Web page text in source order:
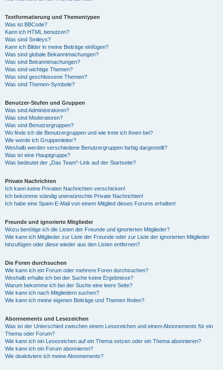
Textformatierung und Thementypen
Was ist BBCode?
Kann ich HTML benutzen?
Was sind Smileys?
Kann ich Bilder in meine Beiträge einfügen?
Was sind globale Bekanntmachungen?
Was sind Bekanntmachungen?
Was sind wichtige Themen?
Was sind geschlossene Themen?
Was sind Themen-Symbole?
Benutzer-Stufen und Gruppen
Was sind Administratoren?
Was sind Moderatoren?
Was sind Benutzergruppen?
Wo finde ich die Benutzergruppen und wie trete ich ihnen bei?
Wie werde ich Gruppenleiter?
Weshalb werden verschiedene Benutzergruppen farbig dargestellt?
Was ist eine Hauptgruppe?
Was bedeutet der „Das Team“-Link auf der Startseite?
Private Nachrichten
Ich kann keine Privaten Nachrichten verschicken!
Ich bekomme ständig unerwünschte Private Nachrichten!
Ich habe eine Spam-E-Mail von einem Mitglied dieses Forums erhalten!
Freunde und ignorierte Mitglieder
Wozu benötige ich die Listen der Freunde und ignorierten Mitglieder?
Wie kann ich Mitglieder zur Liste der Freunde oder zur Liste der ignorierten Mitglieder
hinzufügen oder diese wieder aus den Listen entfernen?
Die Foren durchsuchen
Wie kann ich ein Forum oder mehrere Foren durchsuchen?
Weshalb erhalte ich bei der Suche keine Ergebnisse?
Warum bekomme ich bei der Suche eine leere Seite?
Wie kann ich nach Mitgliedern suchen?
Wie kann ich meine eigenen Beiträge und Themen finden?
Abonnements und Lesezeichen
Was ist der Unterschied zwischen einem Lesezeichen und einem Abonnements für ein
Thema oder Forum?
Wie kann ich ein Lesezeichen auf ein Thema setzen oder ein Thema abonnieren?
Wie kann ich ein Forum abonnieren?
Wie deaktiviere ich meine Abonnements?